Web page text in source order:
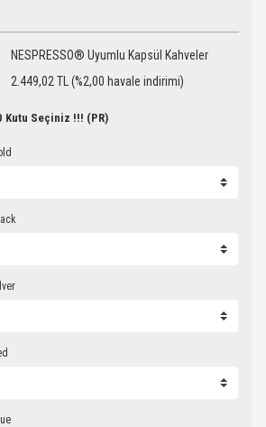
NESPRESSO® Uyumlu Kapsül Kahveler
2.449,02 TL (%2,00 havale indirimi)
Kutu Seçiniz !!! (PR)